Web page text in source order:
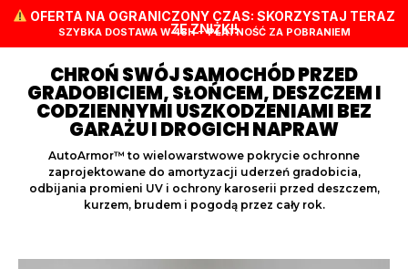
OFERTA NA OGRANICZONY CZAS: SKORZYSTAJ TERAZ
ZE ZNIŻKI!
SZYBKA DOSTAWA W 48H + PŁATNOŚĆ ZA POBRANIEM
CHROŃ SWÓJ SAMOCHÓD PRZED
GRADOBICIEM, SŁOŃCEM, DESZCZEM I
CODZIENNYMI USZKODZENIAMI BEZ
GARAŻU I DROGICH NAPRAW
AutoArmor™ to wielowarstwowe pokrycie ochronne
zaprojektowane do amortyzacji uderzeń gradobicia,
odbijania promieni UV i ochrony karoserii przed deszczem,
kurzem, brudem i pogodą przez cały rok.